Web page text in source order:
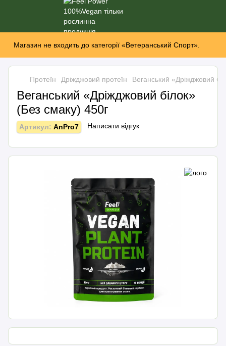
Магазин не входить до категорії «Ветеранський Спорт».
Протеїн Дріжджовий протеїн Веганський «Дріжджовий
Веганський «Дріжджовий білок»
(Без смаку) 450г
Артикул: AnPro7 Написати відгук